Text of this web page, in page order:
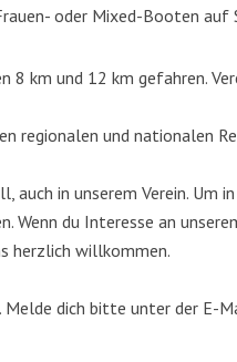
oder Mixed-Booten
8 km und 12 km gefahren.
regionalen und nationalen
auch in unserem Verein.
Wenn du Interesse an
herzlich willkommen.
Melde dich bitte unter der E-